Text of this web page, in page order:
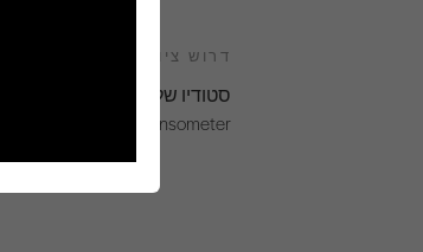
דרוש ציוד
סטודיו שלם
Tensometer צוואר